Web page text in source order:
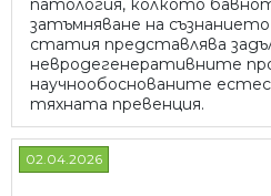
патология, колкото
затъмняване на
статия представлява
невродегенеративните
научнообоснованите
тяхната превенция.
02.04.2026